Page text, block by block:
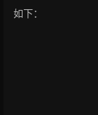
如下：